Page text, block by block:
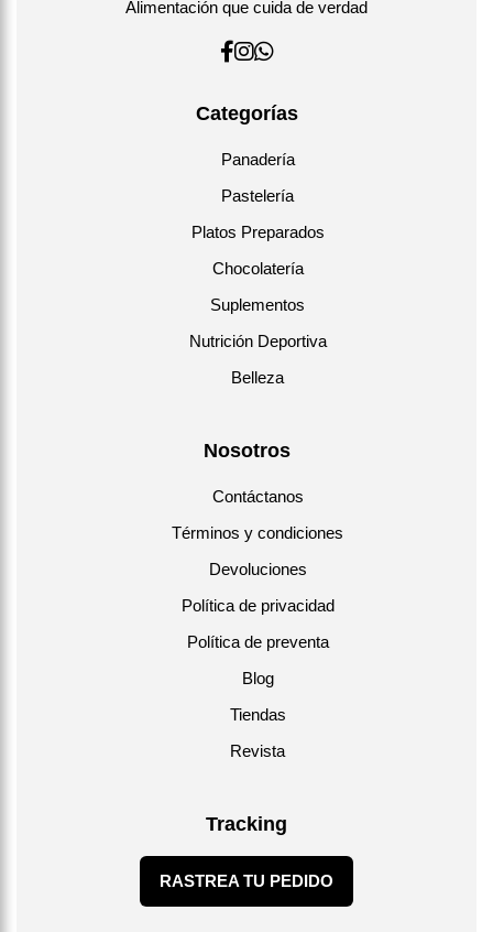
Alimentación que cuida de verdad
Categorías
Panadería
Pastelería
Platos Preparados
Chocolatería
Suplementos
Nutrición Deportiva
Belleza
Nosotros
Contáctanos
Términos y condiciones
Devoluciones
Política de privacidad
Política de preventa
Blog
Tiendas
Revista
Tracking
RASTREA TU PEDIDO